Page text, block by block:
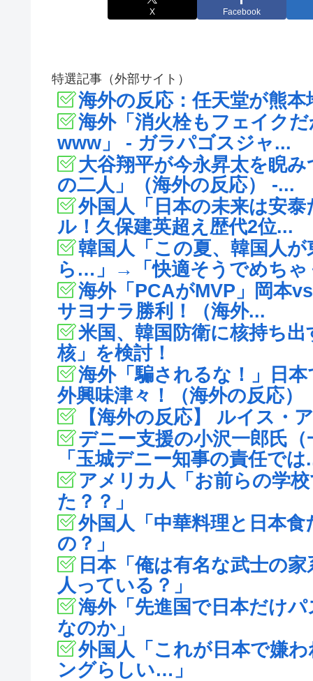
X Facebook
特選記事（外部サイト）
海外の反応：任天堂が熊
海外「消火栓もフェイク
www」 - ガラパゴスジャ...
大谷翔平が今永昇太を睨
の二人」（海外の反応） -...
外国人「日本の未来は安
ル！久保建英超え歴代2位...
韓国人「この夏、韓国人
ら…」→「快適そうでめちゃ
海外「PCAがMVP」岡本
サヨナラ勝利！（海外...
米国、韓国防衛に核持ち
核」を検討！
海外「騙されるな！」日
外興味津々！（海外の反応）
【海外の反応】 ルイス・
デニー支援の小沢一郎氏
「玉城デニー知事の責任では
アメリカ人「お前らの学
た？？」
外国人「中華料理と日本
の？」
日本「俺は有名な武士の
人っている？」
海外「先進国で日本だけ
なのか」
外国人「これが日本で嫌
ングらしい…」